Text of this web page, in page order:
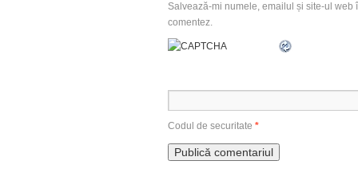
Salvează-mi numele, emailul și site-ul
comentez.
Codul de securitate *